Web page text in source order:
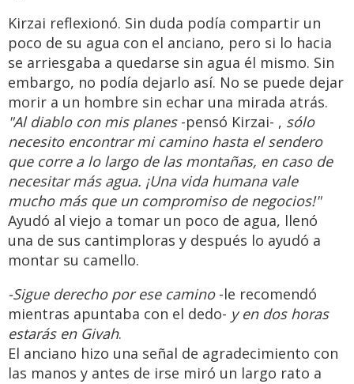
Kirzai reflexionó. Sin duda podía compartir un
poco de su agua con el anciano, pero si lo hacia
se arriesgaba a quedarse sin agua él mismo. Sin
embargo, no podía dejarlo así. No se puede dejar
morir a un hombre sin echar una mirada atrás.
"Al diablo con mis planes-pensó Kirzai- , sólo
necesito encontrar mi camino hasta el sendero
que corre a lo largo de las montañas, en caso de
necesitar más agua. ¡Una vida humana vale
mucho más que un compromiso de negocios!"
Ayudó al viejo a tomar un poco de agua, llenó
una de sus cantimploras y después lo ayudó a
montar su camello.
-Sigue derecho por ese camino-le recomendó
mientras apuntaba con el dedo- y en dos horas
estarás en Givah.
El anciano hizo una señal de agradecimiento con
las manos y antes de irse miró un largo rato a